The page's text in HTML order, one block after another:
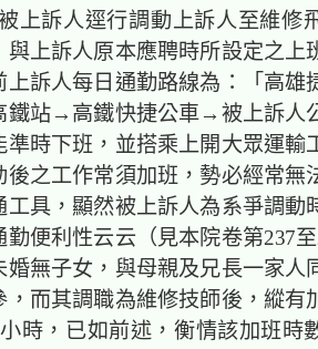
上訴人逕行調動上訴人至維修
與上訴人原本應聘時所設定之上
上訴人每日通勤路線為：「高
站→高鐵快捷公車→被上訴人
準時下班，並搭乘上開大眾運輸
後之工作常須加班，勢必經常無
工具，顯然被上訴人為系爭調動
勤便利性云云（見本院卷第237
婚無子女，與母親及兄長一家人
，而其調職為維修技師後，縱有
時，已如前述，衡情該加班時